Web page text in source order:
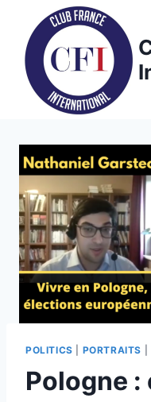
content
POLITICS PORTRAITS
Pologne